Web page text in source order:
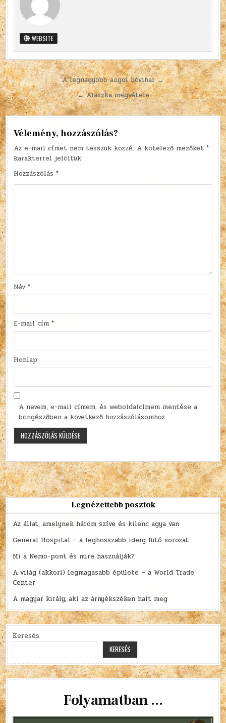
WEBSITE
Bejegyzés
navigáció
A legnagyobb angol hóvihar →
← Alaszka megvétele
Vélemény, hozzászólás?
Az e-mail címet nem tesszük közzé. A kötelező mezőket*
karakterrel jelöltük
Hozzászólás*
Név*
E-mail cím*
Honlap
A nevem, e-mail címem, és weboldalcímem mentése a
böngészőben a következő hozzászólásomhoz.
Legnézettebb posztok
Az állat, amelynek három szíve és kilenc agya van
General Hospital – a leghosszabb ideig futó sorozat
Mi a Nemo-pont és mire használják?
A világ (akkori) legmagasabb épülete – a World Trade
Center
A magyar király, aki az árnyékszéken halt meg
Keresés
KERESÉS
Folyamatban ...